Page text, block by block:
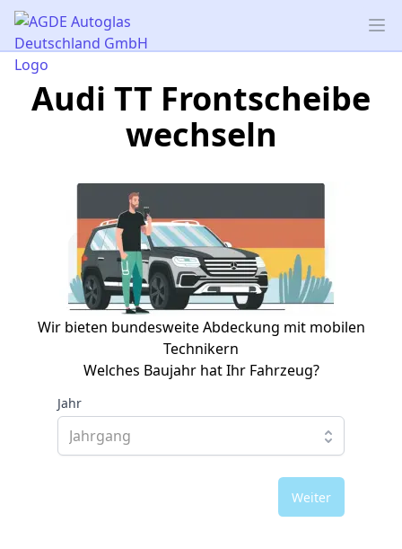
AGDE Autoglas Deutschland GmbH
Audi TT Frontscheibe
wechseln
Wir bieten bundesweite Abdeckung mit mobilen
Technikern
Welches Baujahr hat Ihr Fahrzeug?
Jahr
Weiter